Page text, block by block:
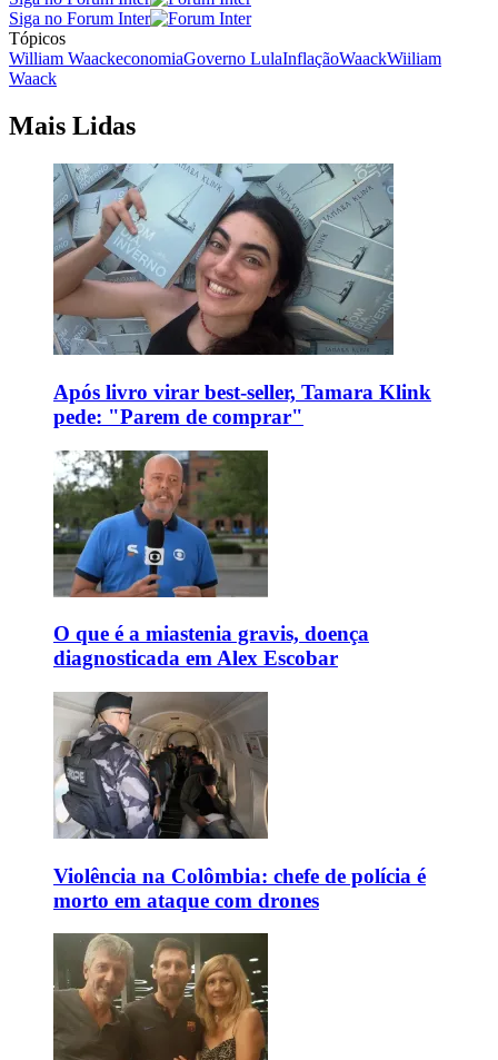
Siga no Forum Inter
Tópicos
William WaackeconomiaGoverno LulaInflaçãoWaackWiiliam
Waack
Mais Lidas
Após livro virar best-seller, Tamara Klink
pede: "Parem de comprar"
O que é a miastenia gravis, doença
diagnosticada em Alex Escobar
Violência na Colômbia: chefe de polícia é
morto em ataque com drones